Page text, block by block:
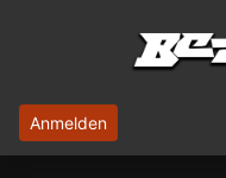
Anmelden